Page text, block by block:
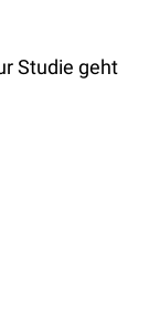
Studie geht